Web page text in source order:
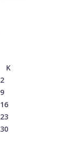
Κ
2
9
16
23
30